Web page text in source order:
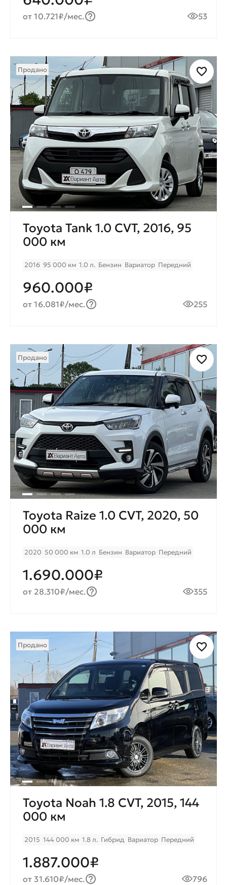
от 10.721₽/мес. 53
Продано
Toyota Tank 1.0 CVT, 2016, 95
000 км
2016 95 000 км 1.0 л. Бензин Вариатор Передний
960.000₽
от 16.081₽/мес. 255
Продано
Toyota Raize 1.0 CVT, 2020, 50
000 км
2020 50 000 км 1.0 л Бензин Вариатор Передний
1.690.000₽
от 28.310₽/мес. 355
Продано
Toyota Noah 1.8 CVT, 2015, 144
000 км
2015 144 000 км 1.8 л. Гибрид Вариатор Передний
1.887.000₽
от 31.610₽/мес. 796